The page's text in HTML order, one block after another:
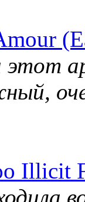
этот
Illicit